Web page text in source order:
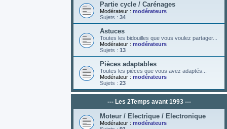
Partie cycle / Carénages
Modérateur : modérateurs
Sujets : 34
Astuces
Toutes les bidouilles que vous voulez partager...
Modérateur : modérateurs
Sujets : 13
Pièces adaptables
Toutes les pièces que vous avez adaptés...
Modérateur : modérateurs
Sujets : 23
--- Les 2Temps avant 1993 ---
Moteur / Electrique / Electronique
Modérateur : modérateurs